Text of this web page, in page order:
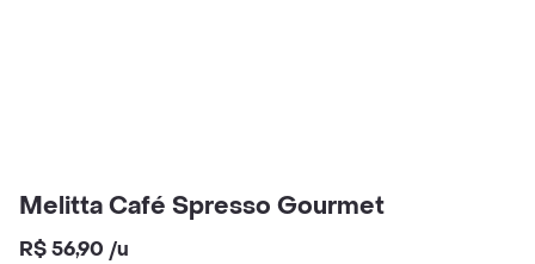
Melitta Café Spresso Gourmet
R$ 56,90 /u